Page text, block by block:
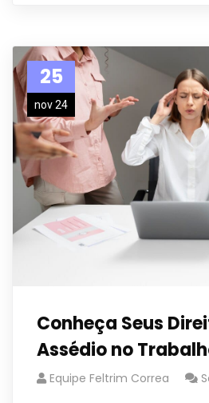
25
nov 24
Conheça Seus
Assédio no
Equipe Feltrim Correa